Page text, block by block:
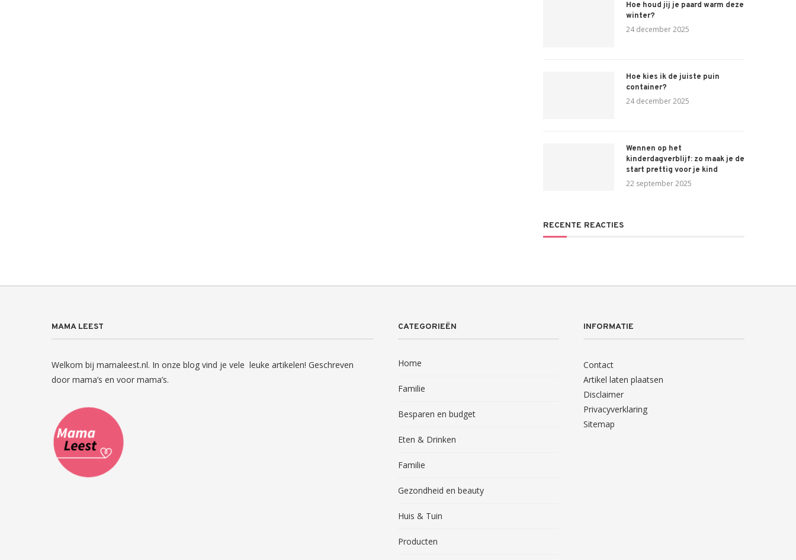
Hoe houd jij je paard warm deze
winter?
24 december 2025
Hoe kies ik de juiste puin
container?
24 december 2025
Wennen op het
kinderdagverblijf: zo maak je de
start prettig voor je kind
22 september 2025
RECENTE REACTIES
MAMA LEEST
Welkom bij mamaleest.nl. In onze blog vind je vele leuke artikelen! Geschreven
door mama’s en voor mama’s.
CATEGORIEËN
Home
Familie
Besparen en budget
Eten & Drinken
Familie
Gezondheid en beauty
Huis & Tuin
Producten
INFORMATIE
Contact
Artikel laten plaatsen
Disclaimer
Privacyverklaring
Sitemap